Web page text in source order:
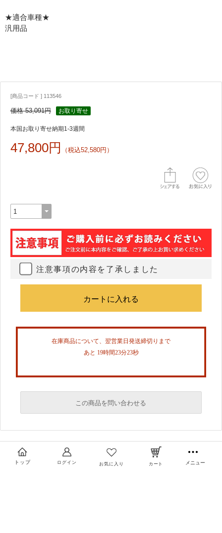
★適合車種★
汎用品
[商品コード ] 113546
価格 53,091円 お取り寄せ
本国お取り寄せ納期1-3週間
47,800円 （税込52,580円）
注意事項の内容を了承しました
在庫商品について、翌営業日発送締切りまで
あと 19時間23分23秒
この商品を問い合わせる
トップ ログイン お気に入り カート メニュー